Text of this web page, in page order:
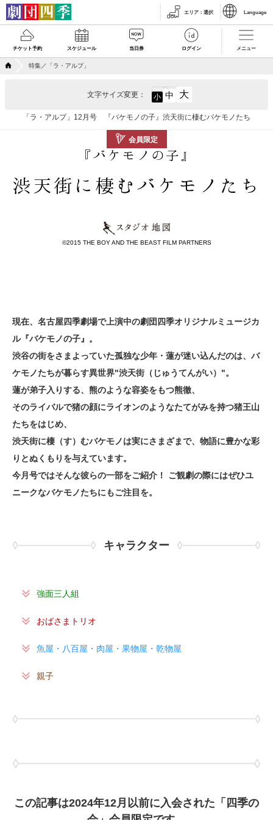
エリア ： 選択 Language
チケット予約 スケジュール 当日券 ログイン メニュー
特集／「ラ・アルプ」
「ラ・アルプ」12月号 『バケモノの子』渋天街に棲むバケモノたち
文字サイズ変更： 小 中 大
会員限定
『バケモノの子』
渋天街に棲むバケモノたち
©2015 THE BOY AND THE BEAST FILM PARTNERS
現在、名古屋四季劇場で上演中の劇団四季オリジナルミュージカ
ル『バケモノの子』。
渋谷の街をさまよっていた孤独な少年・蓮が迷い込んだのは、バ
ケモノたちが暮らす異世界"渋天街（じゅうてんがい）"。
蓮が弟子入りする、熊のような容姿をもつ熊徹、
そのライバルで猪の顔にライオンのようなたてがみを持つ猪王山
たちをはじめ、
渋天街に棲（す）むバケモノは実にさまざまで、物語に豊かな彩
りとぬくもりを与えています。
今月号ではそんな彼らの一部をご紹介！ ご観劇の際にはぜひユ
ニークなバケモノたちにもご注目を。
キャラクター
強面三人組
おばさまトリオ
魚屋・八百屋・肉屋・果物屋・乾物屋
親子
この記事は2024年12月以前に入会された「四季の